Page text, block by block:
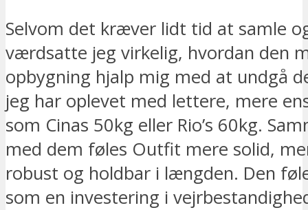
Selvom det kræver lidt tid at samle
værdsatte jeg virkelig, hvordan den
opbygning hjalp mig med at undgå
jeg har oplevet med lettere, mere
som Cinas 50kg eller Rio’s 60kg.
med dem føles Outfit mere solid,
robust og holdbar i længden. Den
som en investering i